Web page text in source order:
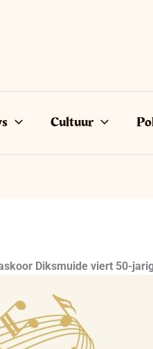
Cultuur
Diksmuide viert 50-